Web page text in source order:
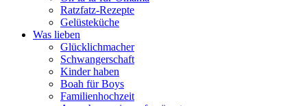
Ratzfatz-Rezepte
Gelüsteküche
Was lieben
Glücklichmacher
Schwangerschaft
Kinder haben
Boah für Boys
Familienhochzeit